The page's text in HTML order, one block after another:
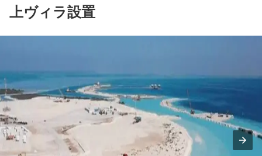
上ヴィラ設置